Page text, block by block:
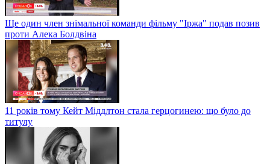
Ще один член знімальної команди фільму "Іржа" подав позив
проти Алека Болдвіна
11 років тому Кейт Міддлтон стала герцогинею: що було до
титулу